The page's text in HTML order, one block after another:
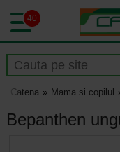
40
Catena Mama si copilul
Bepanthen